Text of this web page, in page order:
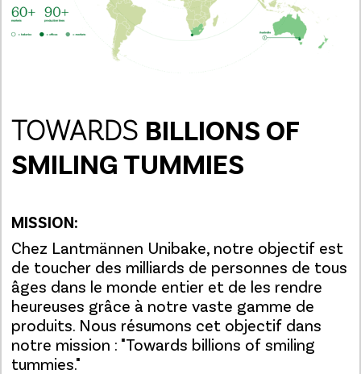
TOWARDS BILLIONS OF
SMILING TUMMIES
MISSION:
Chez Lantmännen Unibake, notre objectif est
de toucher des milliards de personnes de tous
âges dans le monde entier et de les rendre
heureuses grâce à notre vaste gamme de
produits. Nous résumons cet objectif dans
notre mission : "Towards billions of smiling
tummies."